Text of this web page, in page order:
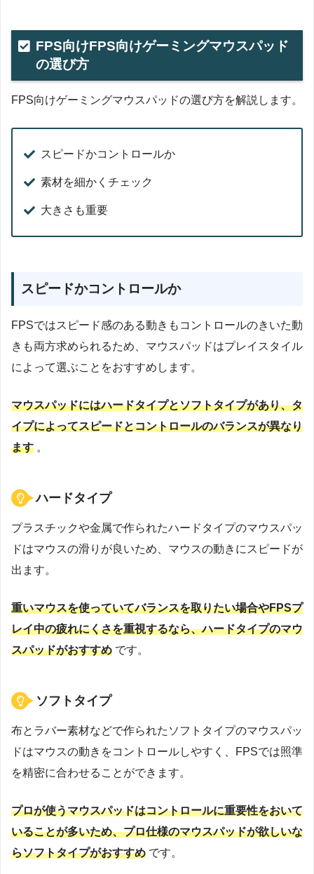
FPS向けFPS向けゲーミングマウスパッド
の選び方
FPS向けゲーミングマウスパッドの選び方を解説します。
スピードかコントロールか
素材を細かくチェック
大きさも重要
スピードかコントロールか
FPSではスピード感のある動きもコントロールのきいた動
きも両方求められるため、マウスパッドはプレイスタイル
によって選ぶことをおすすめします。
マウスパッドにはハードタイプとソフトタイプがあり、タ
イプによってスピードとコントロールのバランスが異なり
ます 。
ハードタイプ
プラスチックや金属で作られたハードタイプのマウスパッ
ドはマウスの滑りが良いため、マウスの動きにスピードが
出ます。
重いマウスを使っていてバランスを取りたい場合やFPSプ
レイ中の疲れにくさを重視するなら、ハードタイプのマウ
スパッドがおすすめ です。
ソフトタイプ
布とラバー素材などで作られたソフトタイプのマウスパッ
ドはマウスの動きをコントロールしやすく、FPSでは照準
を精密に合わせることができます。
プロが使うマウスパッドはコントロールに重要性をおいて
いることが多いため、プロ仕様のマウスパッドが欲しいな
らソフトタイプがおすすめ です。